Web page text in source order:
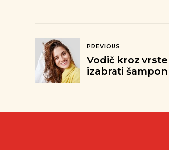
PREVIOUS
Vodič kroz
izabrati